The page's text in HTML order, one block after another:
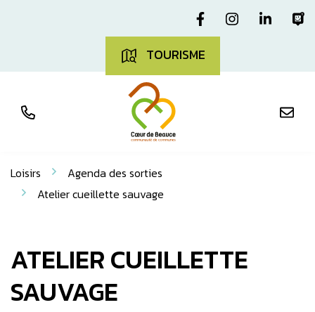
Lien vers le
Lien vers le
Lien
TOURISME
Loisirs
Agenda des sorties
Atelier cueillette sauvage
ATELIER CUEILLETTE
SAUVAGE